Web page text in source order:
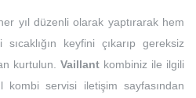
yıl düzenli olarak yaptırarak hem
keyfini çıkarıp gereksiz
kurtulun. Vaillant kombiniz ile ilgili
kombi servisi iletişim sayfasından